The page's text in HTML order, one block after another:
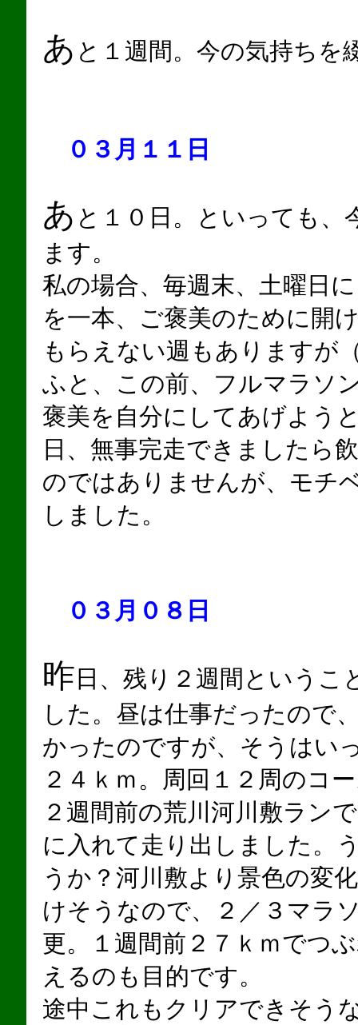
あ と１週間。今の気持ちを
０３月１１日
あ と１０日。といっても
ます。
私の場合、毎週末、土曜日
を一本、ご褒美のために開
もらえない週もありますが
ふと、この前、フルマラソ
褒美を自分にしてあげよう
日、無事完走できましたら
のではありませんが、モチ
しました。
０３月０８日
昨 日、残り２週間というこ
した。昼は仕事だったので
かったのですが、そうはい
２４ｋｍ。周回１２周のコ
２週間前の荒川河川敷ラン
に入れて走り出しました。
うか？河川敷より景色の変
けそうなので、２／３マラ
更。１週間前２７ｋｍでつ
えるのも目的です。
途中これもクリアできそう